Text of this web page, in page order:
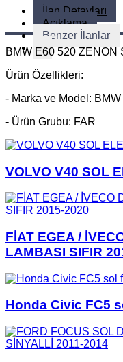
İlan Detayları
Açıklama
Benzer İlanlar
BMW E60 520 ZENON
Ürün Özellikleri:
- Marka ve Model:
- Ürün Grubu: FAR
VOLVO V40 SOL
FİAT EGEA /
LAMBASI SIFIR
Honda Civic FC5